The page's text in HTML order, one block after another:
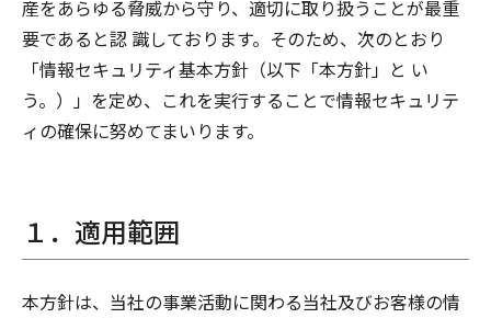
産をあらゆる脅威から守り、適切に取り扱うことが最重
要であると認 識しております。そのため、次のとおり
「情報セキュリティ基本方針（以下「本方針」と い
う。）」を定め、これを実行することで情報セキュリテ
ィの確保に努めてまいります。
１．適用範囲
本方針は、当社の事業活動に関わる当社及びお客様の情